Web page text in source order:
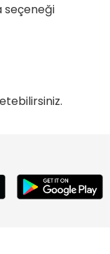
seçeneği